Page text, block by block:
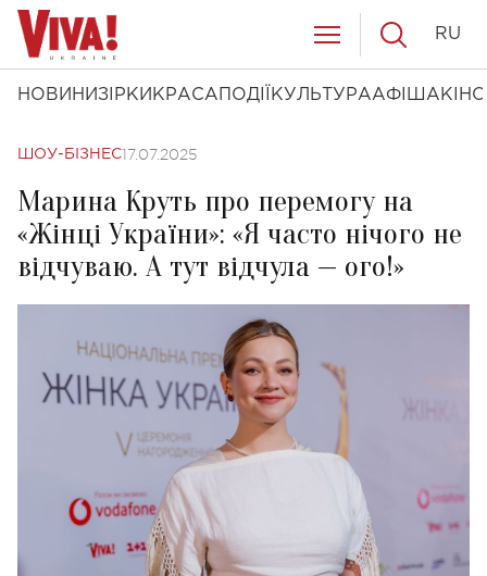
НОВИНИ ЗІРКИ КРАСА ПОДІЇ КУЛЬТУРААФІША КІНО
RU
ШОУ-БІЗНЕС17.07.2025
Марина Круть про перемогу на
«Жінці України»: «Я часто нічого не
відчуваю. А тут відчула — ого!»